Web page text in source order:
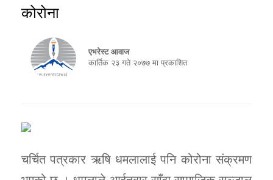
कोरोना
एभरेस्ट आवाज
कार्तिक २३ गते २०७७ मा प्रकाशित
चर्चित पत्रकार ऋषि धमलालाई पनि कोरोना संक्रमण